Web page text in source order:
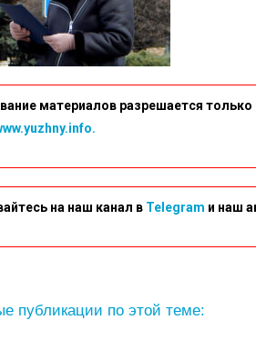
материалов разрешается
на наш канал в Telegram и наш
публикации по этой теме: